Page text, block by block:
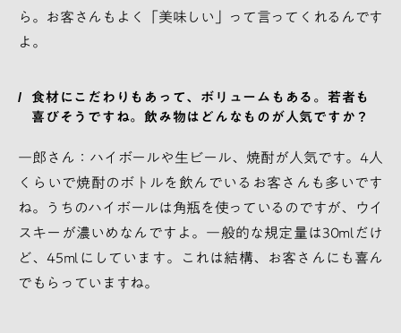
ら。お客さんもよく「美味しい」って言ってくれるんです
よ。
食材にこだわりもあって、ボリュームもある。若者も
喜びそうですね。飲み物はどんなものが人気ですか？
一郎さん：ハイボールや生ビール、焼酎が人気です。4人
くらいで焼酎のボトルを飲んでいるお客さんも多いです
ね。うちのハイボールは角瓶を使っているのですが、ウイ
スキーが濃いめなんですよ。一般的な規定量は30mlだけ
ど、45mlにしています。これは結構、お客さんにも喜ん
でもらっていますね。